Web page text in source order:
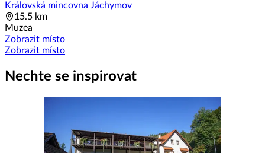
Královská mincovna Jáchymov
15.5 km
Muzea
Zobrazit místo
Zobrazit místo
Nechte se inspirovat